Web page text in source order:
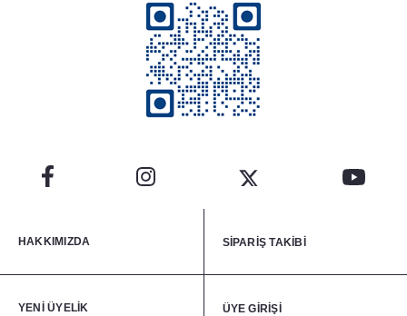
HAKKIMIZDA SİPARİŞ TAKİBİ
YENİ ÜYELİK ÜYE GİRİŞİ